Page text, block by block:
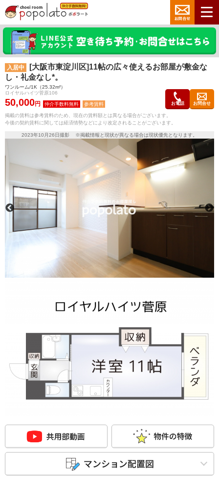
入居中
[大阪市東淀川区]11帖の広々使えるお部屋が敷金な
し・礼金なし*。
ワンルーム/1K（25.32m²）
ロイヤルハイツ菅原106
50,000円 参考賃料 お電話 お問合せ
掲載の賃料は参考賃料のため、現在の賃料額とは異なる場合がございます。
今後の契約賃料に関しては経済情勢などにより改定されることがございます。
2023年10月26日撮影 ※掲載情報と現状が異なる場合は現状優先となります。